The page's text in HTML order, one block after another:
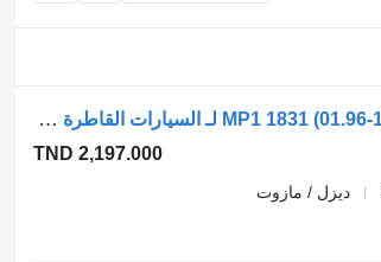
عجلة مشط التبن Mercedes-Benz أكتروس MP1 1831 (01.96-12.02) 155L4083 لـ السيارات القاطرة Mercedes-Benz Actros, Axor MP1, MP2, MP3 (1996-2014)
TND 2,197.000
ديزل / مازوت